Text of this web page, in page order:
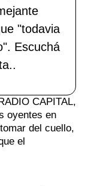
"todavia
Escuchá
CAPITAL,
oyentes en
del cuello,
el